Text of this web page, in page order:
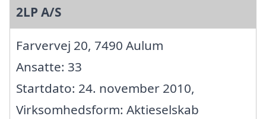
2LP A/S
Farvervej 20, 7490 Aulum
Ansatte: 33
Startdato: 24. november 2010,
Virksomhedsform: Aktieselskab